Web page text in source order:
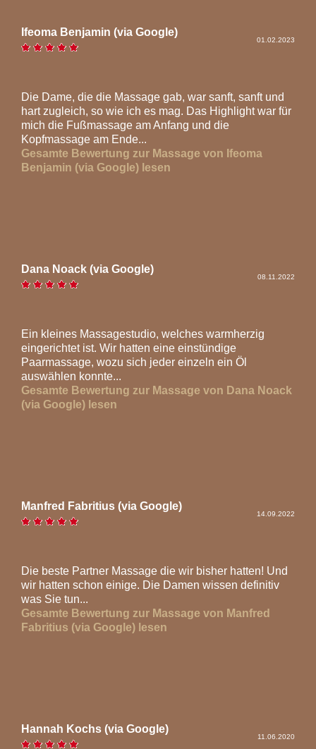
Ifeoma Benjamin (via Google)
01.02.2023
Die Dame, die die Massage gab, war sanft, sanft und
hart zugleich, so wie ich es mag. Das Highlight war für
mich die Fußmassage am Anfang und die
Kopfmassage am Ende...
Gesamte Bewertung zur Massage von Ifeoma
Benjamin (via Google) lesen
Dana Noack (via Google)
08.11.2022
Ein kleines Massagestudio, welches warmherzig
eingerichtet ist. Wir hatten eine einstündige
Paarmassage, wozu sich jeder einzeln ein Öl
auswählen konnte...
Gesamte Bewertung zur Massage von Dana Noack
(via Google) lesen
Manfred Fabritius (via Google)
14.09.2022
Die beste Partner Massage die wir bisher hatten! Und
wir hatten schon einige. Die Damen wissen definitiv
was Sie tun...
Gesamte Bewertung zur Massage von Manfred
Fabritius (via Google) lesen
Hannah Kochs (via Google)
11.06.2020